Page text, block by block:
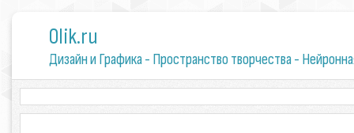
0lik.ru
Дизайн и Графика - Пространство творчества -